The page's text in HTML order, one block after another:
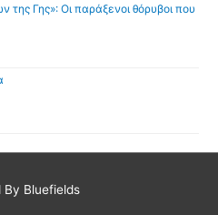
της Γης»: Οι παράξενοι θόρυβοι που
By Bluefields